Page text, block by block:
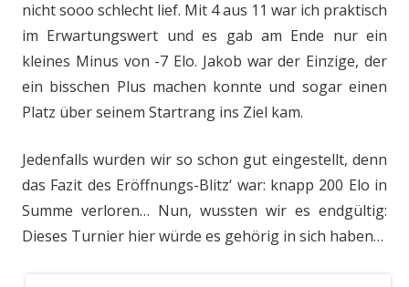
nicht sooo schlecht lief. Mit 4 aus 11 war ich praktisch
im Erwartungswert und es gab am Ende nur ein
kleines Minus von -7 Elo. Jakob war der Einzige, der
ein bisschen Plus machen konnte und sogar einen
Platz über seinem Startrang ins Ziel kam.
Jedenfalls wurden wir so schon gut eingestellt, denn
das Fazit des Eröffnungs-Blitz‘ war: knapp 200 Elo in
Summe verloren… Nun, wussten wir es endgültig:
Dieses Turnier hier würde es gehörig in sich haben…